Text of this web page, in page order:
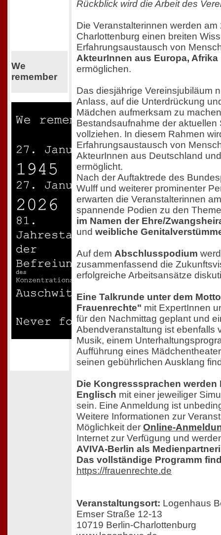
We
remember
Rückblick wird die Arbeit des
Die Veranstalterinnen werden
Charlottenburg einen breiten
Erfahrungsaustausch von
AkteurInnen aus Europa, Afrika
ermöglichen.
Das diesjährige Vereinsjubiläum
Anlass, auf die Unterdrückung
Mädchen aufmerksam zu
Bestandsaufnahme der aktuellen
vollziehen. In diesem Rahmen
Erfahrungsaustausch von
AkteurInnen aus Deutschland
ermöglicht.
Nach der Auftaktrede des
Wulff und weiterer prominenter
erwarten die Veranstalterinnen
spannende Podien zu den
im Namen der Ehre/
und weibliche
Auf dem Abschlusspodium
zusammenfassend die
erfolgreiche Arbeitsansätze
Eine Talkrunde unter dem
Frauenrechte" mit ExpertInnen
für den Nachmittag geplant und
Abendveranstaltung ist ebenfalls
Musik, einem
Aufführung eines
seinen gebührlichen Ausklang
Die Kongresssprachen werden
Englisch mit einer jeweiliger
sein. Eine Anmeldung ist
Weitere Informationen zur
Möglichkeit der Online-
Internet zur Verfügung und
AVIVA-Berlin als
Das vollständige Programm
https://frauenrechte.de
Veranstaltungsort: Logenhaus
Emser Straße 12-13
10719 Berlin-Charlottenburg